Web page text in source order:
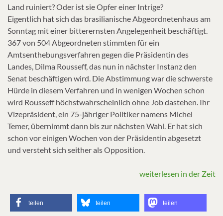
Land ruiniert? Oder ist sie Opfer einer Intrige?
Eigentlich hat sich das brasilianische Abgeordnetenhaus am
Sonntag mit einer bitterernsten Angelegenheit beschäftigt.
367 von 504 Abgeordneten stimmten für ein
Amtsenthebungsverfahren gegen die Präsidentin des
Landes, Dilma Rousseff, das nun in nächster Instanz den
Senat beschäftigen wird. Die Abstimmung war die schwerste
Hürde in diesem Verfahren und in wenigen Wochen schon
wird Rousseff höchstwahrscheinlich ohne Job dastehen. Ihr
Vizepräsident, ein 75-jähriger Politiker namens Michel
Temer, übernimmt dann bis zur nächsten Wahl. Er hat sich
schon vor einigen Wochen von der Präsidentin abgesetzt
und versteht sich seither als Opposition.
weiterlesen in der Zeit
teilen teilen teilen